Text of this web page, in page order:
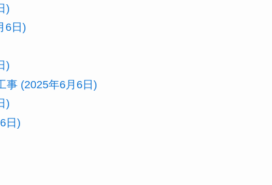
)
6日)
)
事 (2025年6月6日)
)
日)